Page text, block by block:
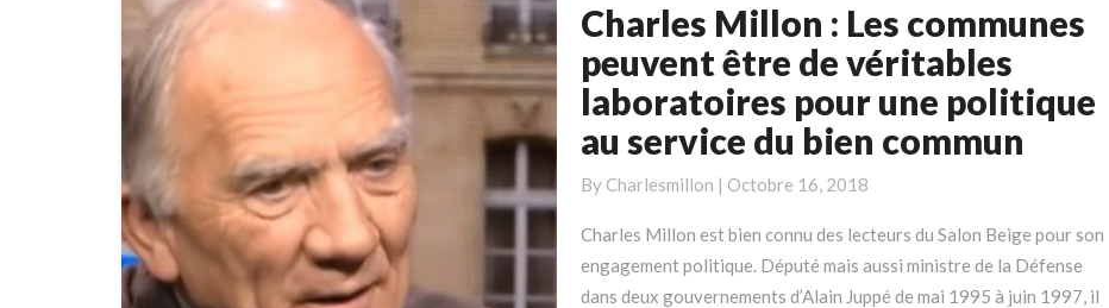
Charles
:
Les
communes
être
de
laboratoires
Charles Millon : Les communes
peuvent être de véritables
laboratoires pour une politique
au service du bien commun
By Charlesmillon | Octobre 16, 2018
Charles Millon est bien connu des lecteurs du Salon Beige pour son
engagement politique. Député mais aussi ministre de la Défense
dans deux gouvernements d’Alain Juppé de mai 1995 à juin 1997, il